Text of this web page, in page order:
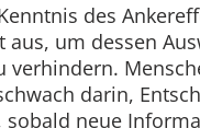
des
aus, um dessen
verhindern.
darin,
sobald neue